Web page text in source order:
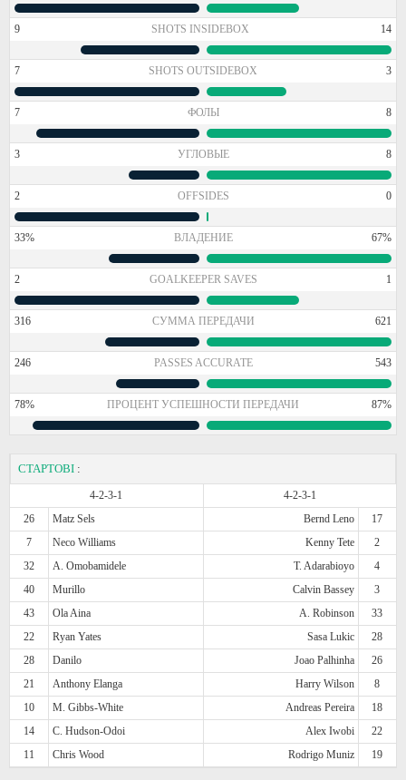
9 SHOTS INSIDEBOX 14
7 SHOTS OUTSIDEBOX 3
7 ФОЛЫ 8
3 УГЛОВЫЕ 8
2 OFFSIDES 0
33% ВЛАДЕНИЕ 67%
2 GOALKEEPER SAVES 1
316 СУММА ПЕРЕДАЧИ 621
246 PASSES ACCURATE 543
78% ПРОЦЕНТ УСПЕШНОСТИ ПЕРЕДАЧИ 87%
СТАРТОВІ :
4-2-3-1
4-2-3-1
26
Matz Sels Bernd Leno
17
7
Neco Williams Kenny Tete
2
32
A. Omobamidele T. Adarabioyo
4
40
Murillo Calvin Bassey
3
43
Ola Aina A. Robinson
33
22
Ryan Yates Sasa Lukic
28
28
Danilo Joao Palhinha
26
21
Anthony Elanga Harry Wilson
8
10
M. Gibbs-White Andreas Pereira
18
14
C. Hudson-Odoi Alex Iwobi
22
11
Chris Wood Rodrigo Muniz 19